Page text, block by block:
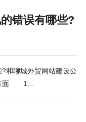
错误有哪些?
和聊城外贸网站建设公
面 1...